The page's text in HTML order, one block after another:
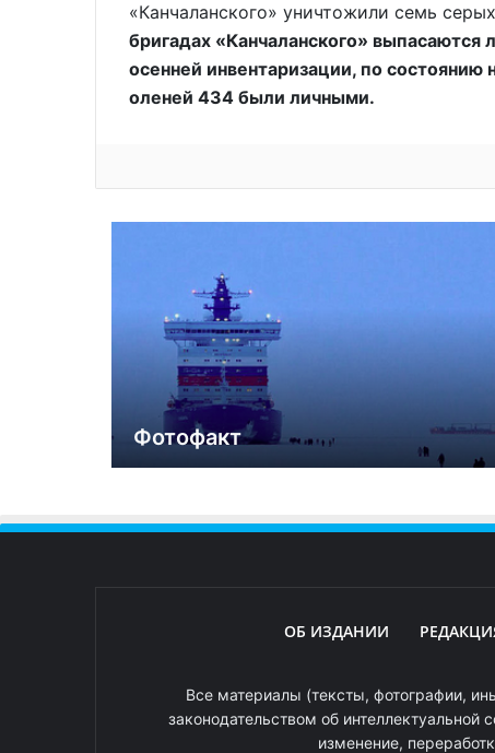
«Канчаланского» уничтожили семь
бригадах «Канчаланского» выпасаются
осенней инвентаризации, по состоянию
оленей 434 были личными.
Фотофакт
ОБ ИЗДАНИИ
Все материалы (тексты, фотографии,
законодательством об
изменение,